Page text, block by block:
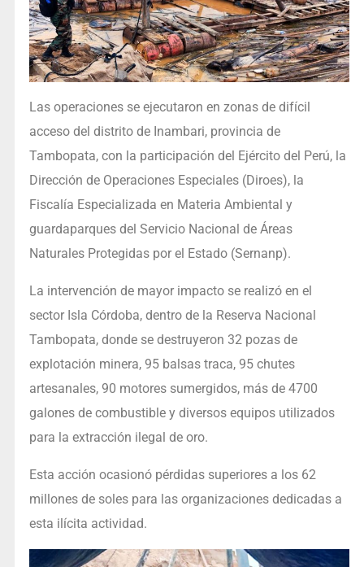
Las operaciones se ejecutaron en zonas de difícil
acceso del distrito de Inambari, provincia de
Tambopata, con la participación del Ejército del Perú, la
Dirección de Operaciones Especiales (Diroes), la
Fiscalía Especializada en Materia Ambiental y
guardaparques del Servicio Nacional de Áreas
Naturales Protegidas por el Estado (Sernanp).
La intervención de mayor impacto se realizó en el
sector Isla Córdoba, dentro de la Reserva Nacional
Tambopata, donde se destruyeron 32 pozas de
explotación minera, 95 balsas traca, 95 chutes
artesanales, 90 motores sumergidos, más de 4700
galones de combustible y diversos equipos utilizados
para la extracción ilegal de oro.
Esta acción ocasionó pérdidas superiores a los 62
millones de soles para las organizaciones dedicadas a
esta ilícita actividad.